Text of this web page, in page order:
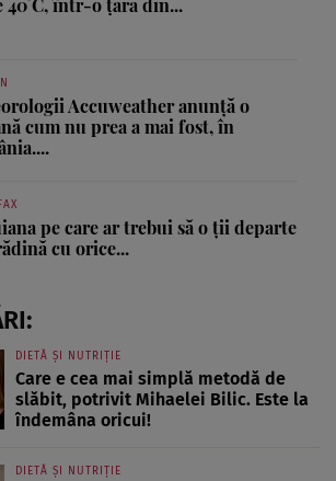
Accuweather anunță o
cum nu prea a mai fost, în
pe care ar trebui să o ții departe
cu orice...
DIETĂ ȘI NUTRIȚIE
Care e cea mai simplă metodă de
slăbit, potrivit Mihaelei Bilic. Este la
îndemâna oricui!
DIETĂ ȘI NUTRIȚIE